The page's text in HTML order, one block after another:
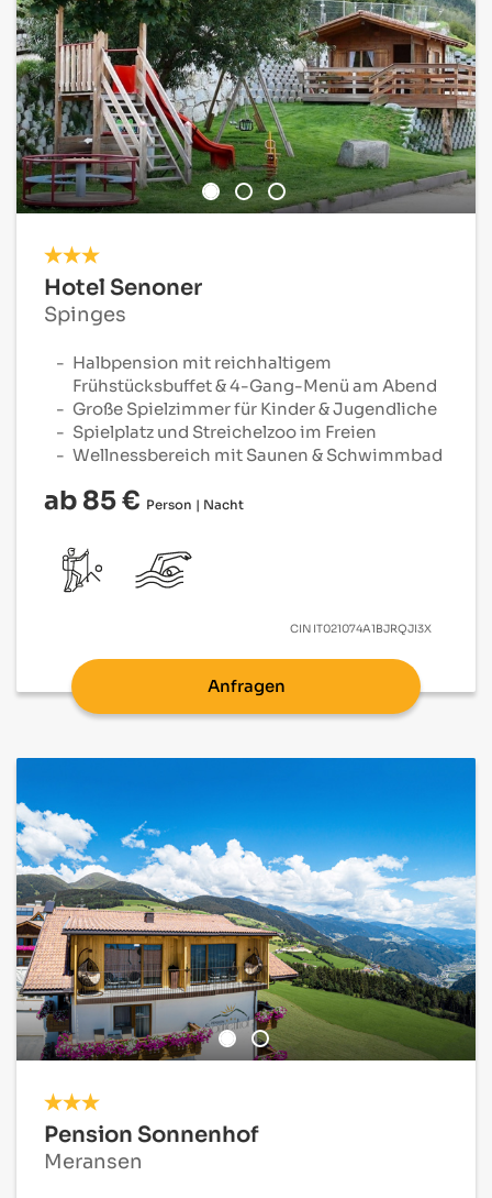
Hotel Senoner
Spinges
Halbpension mit reichhaltigem
Frühstücksbuffet & 4-Gang-Menü am Abend
Große Spielzimmer für Kinder & Jugendliche
Spielplatz und Streichelzoo im Freien
Wellnessbereich mit Saunen & Schwimmbad
ab 85 € Person | Nacht
CIN IT021074A1BJRQJI3X
Anfragen
Pension Sonnenhof
Meransen